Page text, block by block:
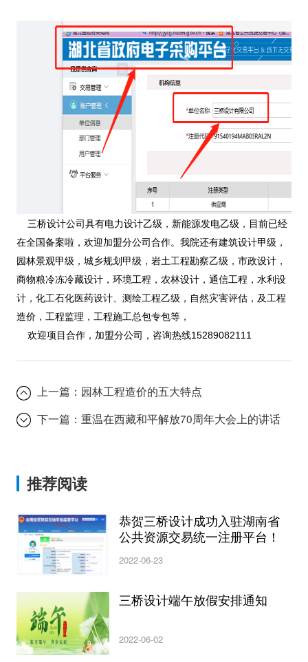
三桥设计公司具有电力设计乙级，新能源发电乙级，目前已经
在全国备案啦，欢迎加盟分公司合作。我院还有建筑设计甲级，
园林景观甲级，城乡规划甲级，岩土工程勘察乙级，市政设计，
商物粮冷冻冷藏设计，环境工程，农林设计，通信工程，水利设
计，化工石化医药设计、测绘工程乙级，自然灾害评估，及工程
造价，工程监理，工程施工总包专包等，
欢迎项目合作，加盟分公司，咨询热线15289082111
上一篇： 园林工程造价的五大特点
下一篇：重温在西藏和平解放70周年大会上的讲话
推荐阅读
恭贺三桥设计成功入驻湖南省
公共资源交易统一注册平台！
2022-06-23
三桥设计端午放假安排通知
2022-06-02